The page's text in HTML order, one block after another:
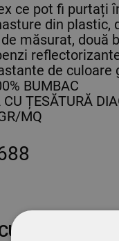
ce pot fi purtați
din plastic,
măsurat, două
de culoare
BUMBAC
ȚESĂTURĂ
MQ